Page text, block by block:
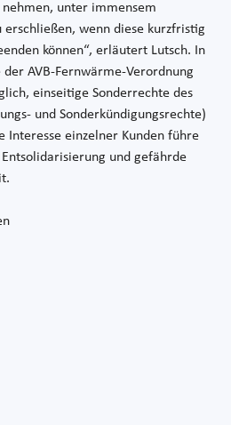
unter immensem
erschließen, wenn diese kurzfristig
können“, erläutert Lutsch. In
AVB-Fernwärme-Verordnung
einseitige Sonderrechte des
und Sonderkündigungsrechte)
Interesse einzelner Kunden führe
und gefährde